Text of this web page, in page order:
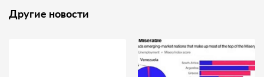
Другие новости